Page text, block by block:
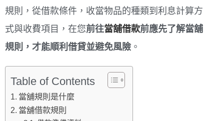
規則，從借款條件，收當物品的種類到利息計算方
式與收費項目，在您前往當舖借款前應先了解當舖
規則，才能順利借貸並避免風險 。
Table of Contents
當舖規則是什麼
當舖借款規則